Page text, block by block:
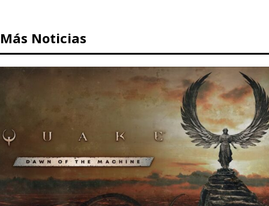
Más Noticias